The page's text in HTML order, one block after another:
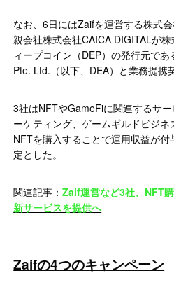
なお、6日にはZaifを運営する株式
親会社株式会社CAICA DIGITALが
ィープコイン（DEP）の発行元で
Pte. Ltd.（以下、DEA）と業務提携
3社はNFTやGameFiに関連するサ
ーケティング、ゲームギルドビジネ
NFTを購入することで運用収益が
定とした。
関連記事：Zaif運営など3社、NFT
新サービスを提供へ
Zaifの4つのキャンペーン